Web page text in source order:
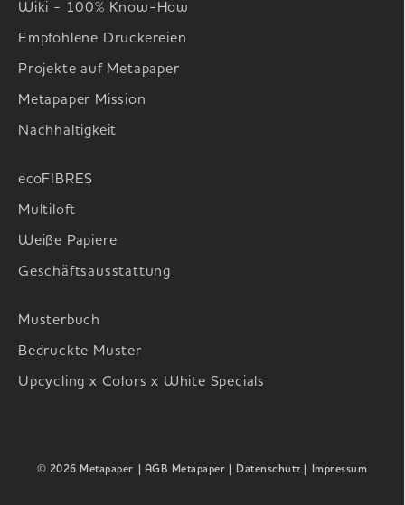
Wiki - 100% Know-How
Empfohlene Druckereien
Projekte auf Metapaper
Metapaper Mission
Nachhaltigkeit
ecoFIBRES
Multiloft
Weiße Papiere
Geschäftsausstattung
Musterbuch
Bedruckte Muster
Upcycling x Colors x White Specials
© 2026 Metapaper | AGB Metapaper | Datenschutz | Impressum